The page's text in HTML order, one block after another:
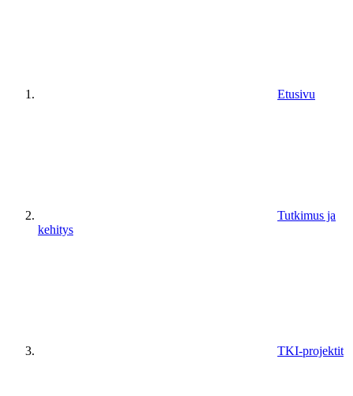
Etusivu
Tutkimus ja
kehitys
TKI-projektit